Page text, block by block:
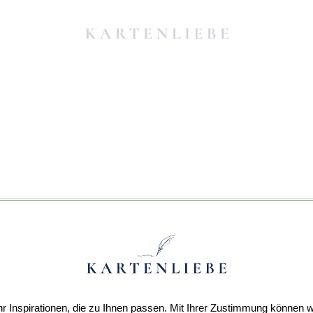
Inspirationen, die zu Ihnen passen. Mit Ihrer Zustimmung können